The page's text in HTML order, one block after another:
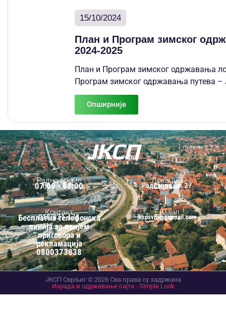
15/10/2024
План и Програм зимског
2024-2025
План и Програм зимског одржавања
Програм зимског одржавања путева –
Опширније
ЈКСП
Контакт инфо.
Радно време
Пон. - Пет.
07:00 - 15:00
Локација
Радетова бр. 27
Сврљиг
Контакт
018/821-174
Бесплатна телефонска
линија за пријем
приговора и
рекламација
0800373838
Е-маил
Е-пошта
jkspsvrljig@gmail.com
ЈКСП Сврљиг © 2026 Сва права су задржана
Израда и одржавање сајта - Simple Look